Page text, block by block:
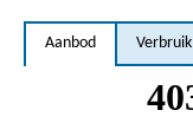
Aanbod Verbruik